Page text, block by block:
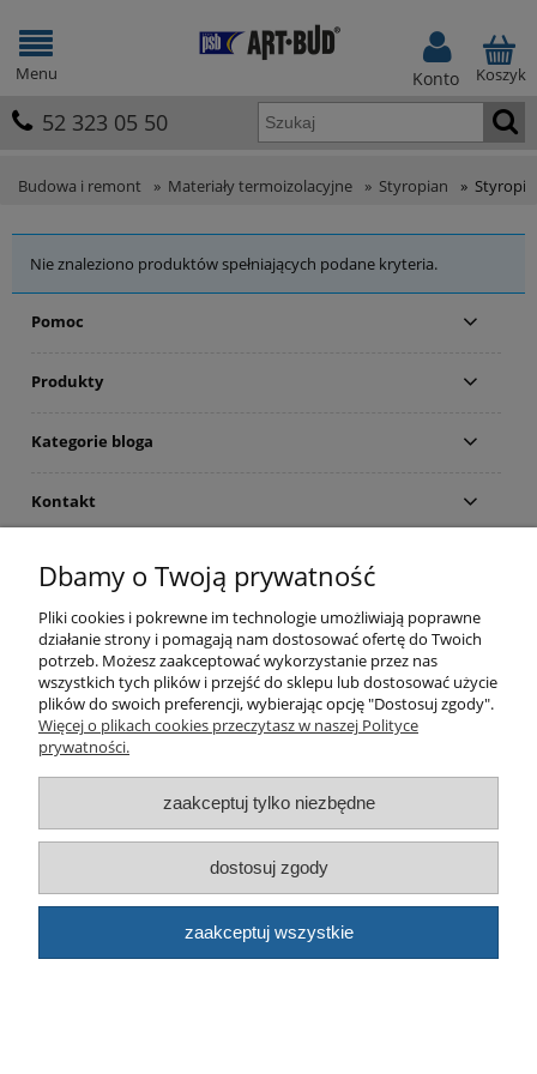
Koszyk
Konto
52 323 05 50
Menu
Budowa i remont » Materiały termoizolacyjne » Styropian »
Nie znaleziono produktów spełniających podane kryteria.
Pomoc
Produkty
Kategorie bloga
Kontakt
Sklep
© artbud.pl - Wszelkie prawa zastrzeżone
Sklep internetowy Shoper.pl
pokaż pełną wersję strony
Dbamy o Twoją prywatność
Pliki cookies i pokrewne im technologie umożliwiają poprawne
działanie strony i pomagają nam dostosować ofertę do Twoich
potrzeb. Możesz zaakceptować wykorzystanie przez nas
wszystkich tych plików i przejść do sklepu lub dostosować użycie
plików do swoich preferencji, wybierając opcję "Dostosuj zgody".
Więcej o plikach cookies przeczytasz w naszej Polityce
prywatności.
zaakceptuj tylko niezbędne
dostosuj zgody
zaakceptuj wszystkie